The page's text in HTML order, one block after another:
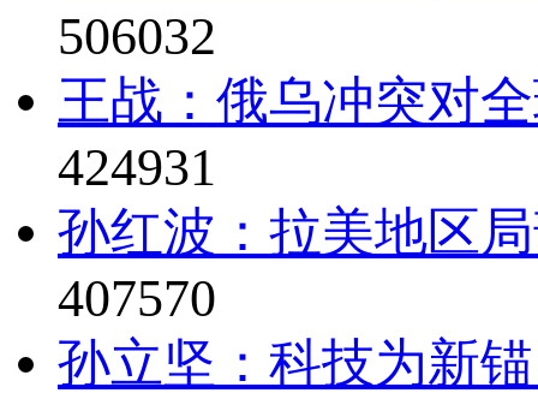
506032
王战：俄乌冲突对
424931
孙红波：拉美地区
407570
孙立坚：科技为新